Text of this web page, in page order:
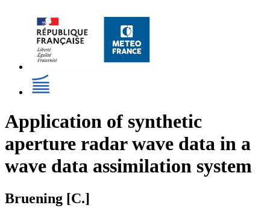
Application of synthetic
aperture radar wave data in a
wave data assimilation system
Bruening [C.]